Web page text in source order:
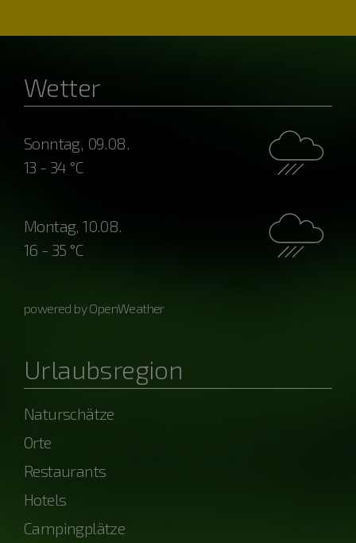
Wetter
Sonntag, 09.08.
13 - 34 °C
Montag, 10.08.
16 - 35 °C
powered by OpenWeather
Urlaubsregion
Naturschätze
Orte
Restaurants
Hotels
Campingplätze